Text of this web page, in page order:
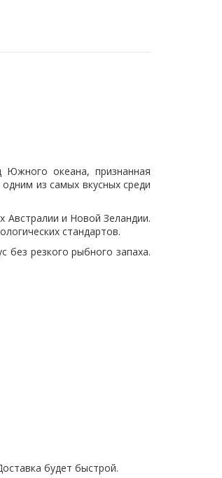
океана, признанная
из самых вкусных среди
Австралии и Новой Зеландии.
стандартов.
без резкого рыбного запаха.
будет быстрой.